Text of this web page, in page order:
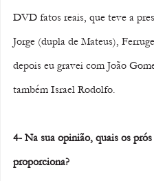
DVD fatos reais, que teve a
Jorge (dupla de Mateus),
depois eu gravei com João
também Israel Rodolfo.
4- Na sua opinião, quais os
proporciona?